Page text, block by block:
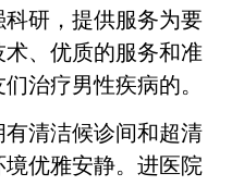
研，提供服务为要
、优质的服务和准
治疗男性疾病的。
清洁候诊间和超清
优雅安静。进医院